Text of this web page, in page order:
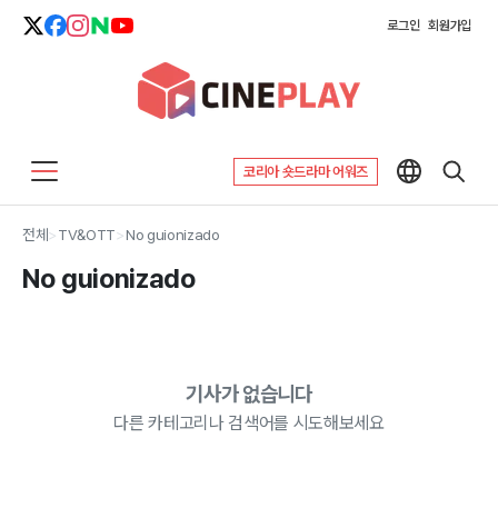
로그인 회원가입
코리아 숏드라마 어워즈
전체>TV&OTT>No guionizado
No guionizado
기사가 없습니다
다른 카테고리나 검색어를 시도해보세요